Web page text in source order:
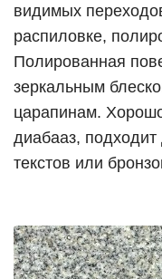
видимых
распиловке,
Полированная
зеркальным
царапинам.
диабааз, подходит
текстов или